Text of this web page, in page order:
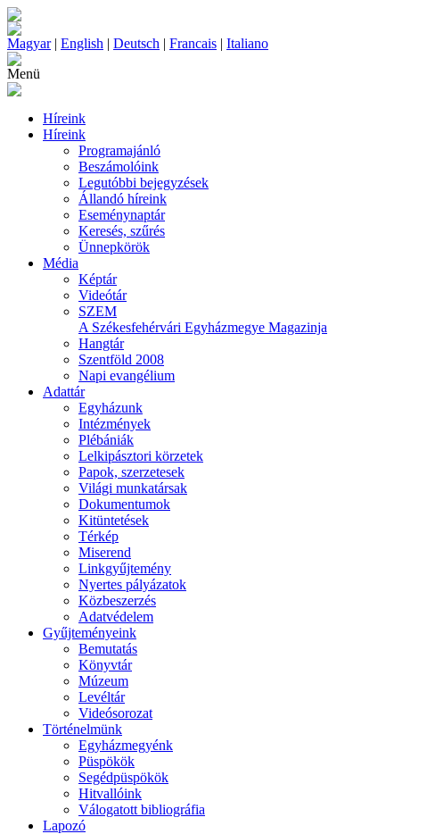
Magyar| English | Deutsch | Francais | Italiano
Menü
Híreink
Híreink
Programajánló
Beszámolóink
Legutóbbi bejegyzések
Állandó híreink
Eseménynaptár
Keresés, szűrés
Ünnepkörök
Média
Képtár
Videótár
SZEM
A Székesfehérvári Egyházmegye Magazinja
Hangtár
Szentföld 2008
Napi evangélium
Adattár
Egyházunk
Intézmények
Plébániák
Lelkipásztori körzetek
Papok, szerzetesek
Világi munkatársak
Dokumentumok
Kitüntetések
Térkép
Miserend
Linkgyűjtemény
Nyertes pályázatok
Közbeszerzés
Adatvédelem
Gyűjteményeink
Bemutatás
Könyvtár
Múzeum
Levéltár
Videósorozat
Történelmünk
Egyházmegyénk
Püspökök
Segédpüspökök
Hitvallóink
Válogatott bibliográfia
Lapozó